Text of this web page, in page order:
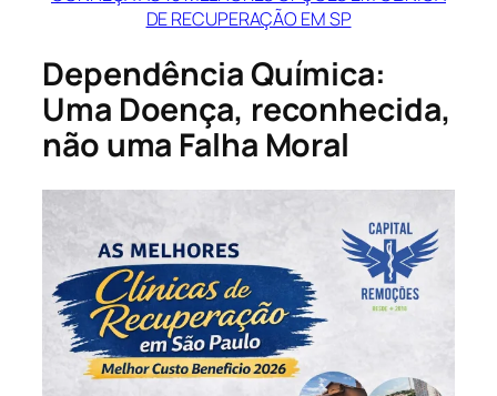
DE RECUPERAÇÃO EM SP
Dependência Química:
Uma Doença, reconhecida,
não uma Falha Moral